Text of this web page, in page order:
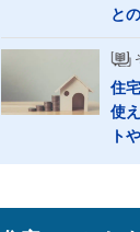
と
住
使
ト